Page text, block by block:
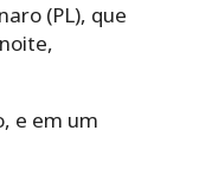
(PL), que
e em um